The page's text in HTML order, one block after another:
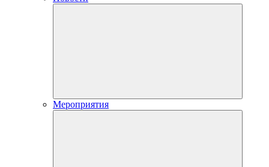
Мероприятия